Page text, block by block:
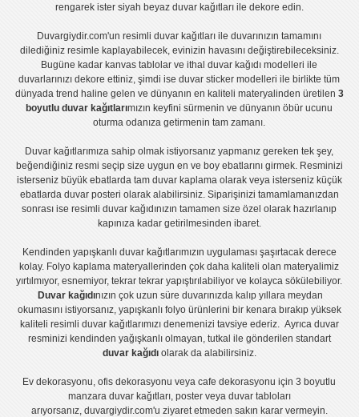
rengarek ister siyah beyaz duvar kağıtlarıile dekore edin.
Duvargiydir.com'unresimli duvar kağıtları ile duvarınızın tamamını
dilediğiniz resimle kaplayabilecek, evinizin havasını değiştirebileceksiniz.
Bugüne kadarkanvas tablolar veithal duvar kağıdı modelleri ile
duvarlarınızı dekore ettiniz, şimdi iseduvar sticker modelleri ile birlikte tüm
dünyada trend haline gelen ve dünyanın en kaliteli materyalinden üretilen 3
boyutlu duvar kağıtlarımızın keyfini sürmenin ve dünyanın öbür ucunu
oturma odanıza getirmenin tam zamanı.
Duvar kağıtlarımıza sahip olmak istiyorsanız yapmanız gereken tek şey,
beğendiğiniz resmi seçip size uygun en ve boy ebatlarını girmek. Resminizi
isterseniz büyük ebatlarda tam duvar kaplama olarak veya isterseniz küçük
ebatlarda duvar posteri olarak alabilirsiniz. Siparişinizi tamamlamanızdan
sonrası iseresimli duvar kağıdınızın tamamen size özel olarak hazırlanıp
kapınıza kadar getirilmesinden ibaret.
Kendinden yapışkanlı duvar kağıtlarımızın uygulamasışaşırtacak derece
kolay. Folyo kaplama materyallerinden çok daha kaliteli olanmateryalimiz
yırtılmıyor, esnemiyor, tekrar tekrar yapıştırılabiliyor ve kolayca sökülebiliyor.
Duvar kağıdınızın çok uzun süre duvarınızda kalıp yıllara meydan
okumasını istiyorsanız, yapışkanlı folyoürünlerini bir kenara bırakıp yüksek
kaliteli resimli duvar kağıtlarımızı denemenizi tavsiye ederiz. Ayrıca duvar
resminizi kendinden yağışkanlı olmayan, tutkal ile gönderilen standart
duvar kağıdıolarak da alabilirsiniz.
Ev dekorasyonu ,ofis dekorasyonu veyacafe dekorasyonu için3 boyutlu
manzara duvar kağıtları, posterveya duvar tabloları
arıyorsanız, duvargiydir.com'u ziyaret etmeden sakın karar vermeyin.